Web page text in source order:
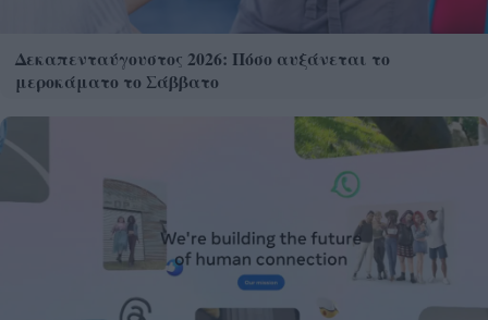
Δεκαπενταύγουστος 2026: Πόσο αυξάνεται το
μεροκάματο το Σάββατο